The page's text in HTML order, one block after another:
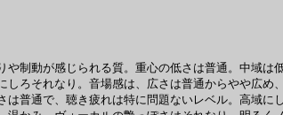
制動が感じられる質。重心の低さは普通。中域は
ろそれなり。音場感は、広さは普通からやや広
普通で、聴き疲れは特に問題ないレベル。高域に